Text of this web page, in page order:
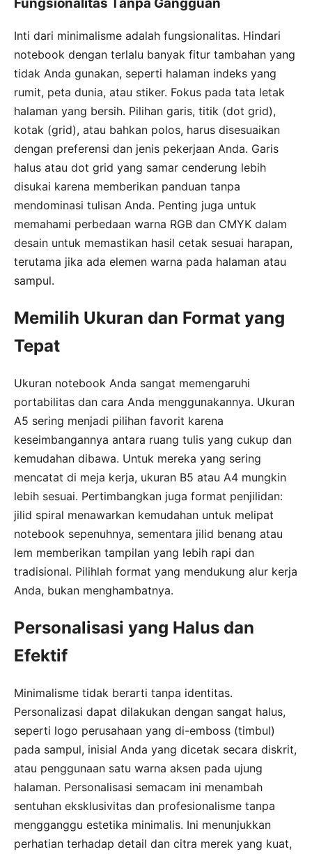
Inti dari minimalisme adalah fungsionalitas. Hindari
notebook dengan terlalu banyak fitur tambahan yang
tidak Anda gunakan, seperti halaman indeks yang
rumit, peta dunia, atau stiker. Fokus pada tata letak
halaman yang bersih. Pilihan garis, titik (dot grid),
kotak (grid), atau bahkan polos, harus disesuaikan
dengan preferensi dan jenis pekerjaan Anda. Garis
halus atau dot grid yang samar cenderung lebih
disukai karena memberikan panduan tanpa
mendominasi tulisan Anda. Penting juga untuk
memahami perbedaan warna RGB dan CMYK dalam
desain untuk memastikan hasil cetak sesuai harapan,
terutama jika ada elemen warna pada halaman atau
sampul.
Memilih Ukuran dan Format yang
Tepat
Ukuran notebook Anda sangat memengaruhi
portabilitas dan cara Anda menggunakannya. Ukuran
A5 sering menjadi pilihan favorit karena
keseimbangannya antara ruang tulis yang cukup dan
kemudahan dibawa. Untuk mereka yang sering
mencatat di meja kerja, ukuran B5 atau A4 mungkin
lebih sesuai. Pertimbangkan juga format penjilidan:
jilid spiral menawarkan kemudahan untuk melipat
notebook sepenuhnya, sementara jilid benang atau
lem memberikan tampilan yang lebih rapi dan
tradisional. Pilihlah format yang mendukung alur kerja
Anda, bukan menghambatnya.
Personalisasi yang Halus dan
Efektif
Minimalisme tidak berarti tanpa identitas.
Personalizasi dapat dilakukan dengan sangat halus,
seperti logo perusahaan yang di-emboss (timbul)
pada sampul, inisial Anda yang dicetak secara diskrit,
atau penggunaan satu warna aksen pada ujung
halaman. Personalisasi semacam ini menambah
sentuhan eksklusivitas dan profesionalisme tanpa
mengganggu estetika minimalis. Ini menunjukkan
perhatian terhadap detail dan citra merek yang kuat,